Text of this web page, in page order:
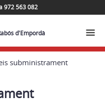
972 563 082
d'Empordà
subministrament